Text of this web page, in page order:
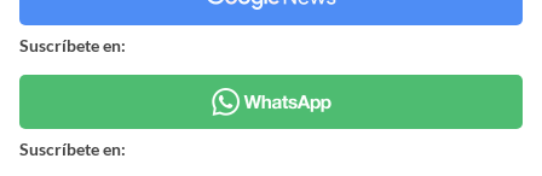
Suscríbete en:
Suscríbete en: